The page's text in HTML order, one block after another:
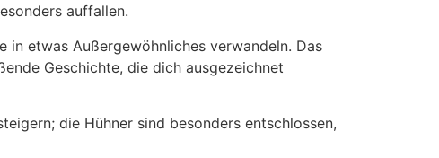
auffallen.
etwas Außergewöhnliches verwandeln. Das
Geschichte, die dich ausgezeichnet
die Hühner sind besonders entschlossen,